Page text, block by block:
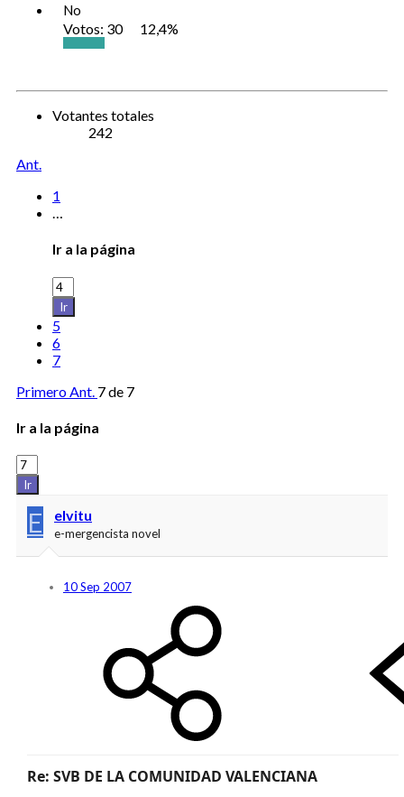
No
Votos: 30 12,4%
Votantes totales
242
Ant.
1
…
Ir a la página
Ir
5
6
7
Primero Ant. 7 de 7
Ir a la página
Ir
E elvitu
e-mergencista novel
10 Sep 2007
Re: SVB DE LA COMUNIDAD VALENCIANA